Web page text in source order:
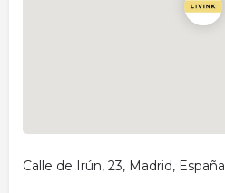
Calle de Irún, 23, Madrid, España